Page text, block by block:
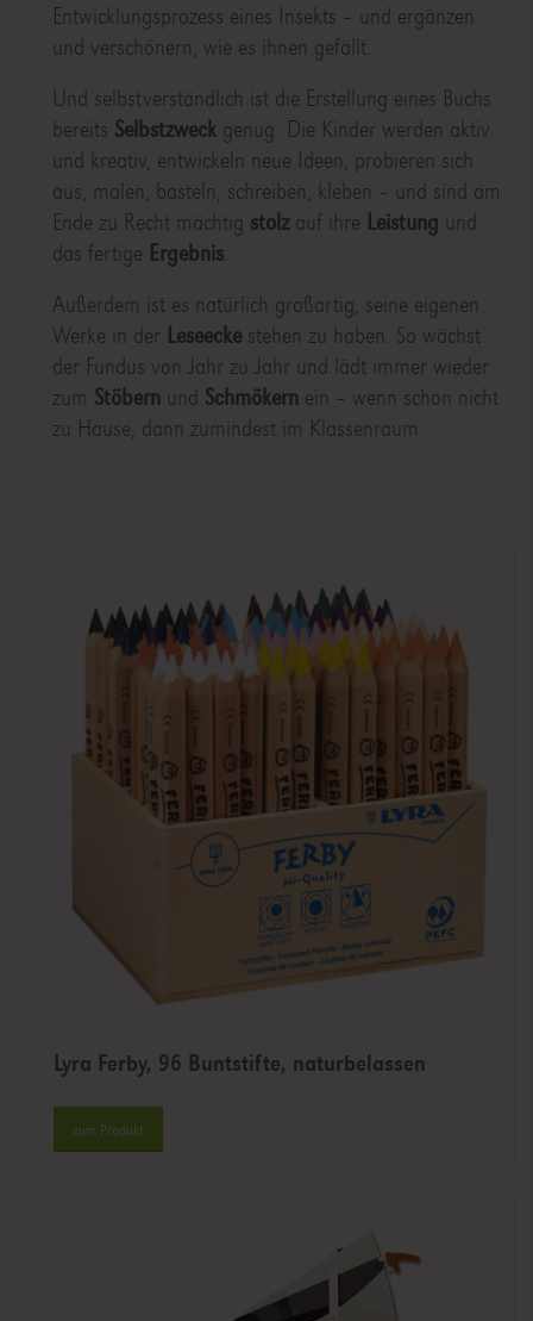
Entwicklungsprozess eines Insekts – und ergänzen
und verschönern, wie es ihnen gefällt.
Und selbstverständlich ist die Erstellung eines Buchs
bereits Selbstzweckgenug: Die Kinder werden aktiv
und kreativ, entwickeln neue Ideen, probieren sich
aus, malen, basteln, schreiben, kleben – und sind am
Ende zu Recht mächtig stolzauf ihre Leistung und
das fertige Ergebnis.
Außerdem ist es natürlich großartig, seine eigenen
Werke in der Leseeckestehen zu haben. So wächst
der Fundus von Jahr zu Jahr und lädt immer wieder
zum Stöbern und Schmökern ein – wenn schon nicht
zu Hause, dann zumindest im Klassenraum.
Lyra Ferby, 96 Buntstifte, naturbelassen
zum Produkt